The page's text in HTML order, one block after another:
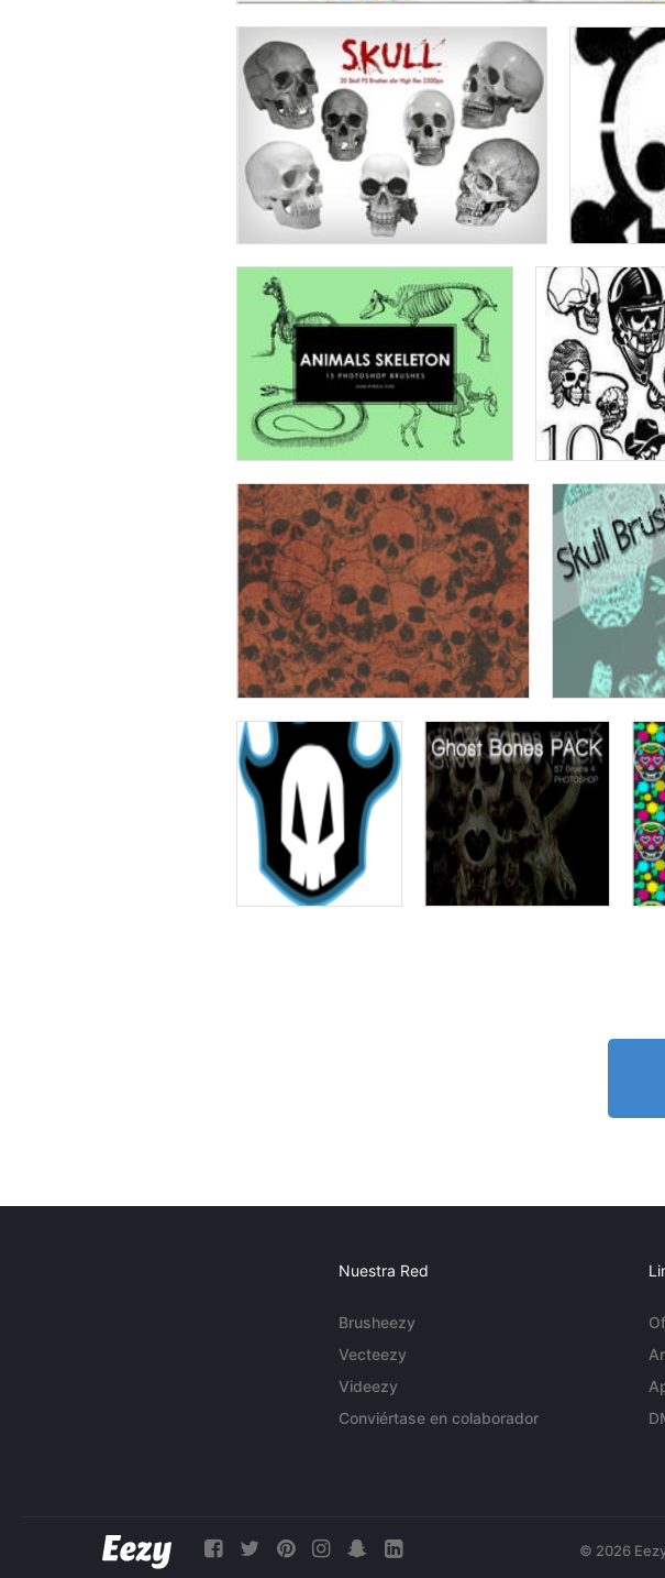
Nuestra Red
Brusheezy
Vecteezy
Videezy
Conviértase en colaborador
© 2026